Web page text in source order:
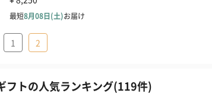
1 2
フトの人気ランキング(119件)